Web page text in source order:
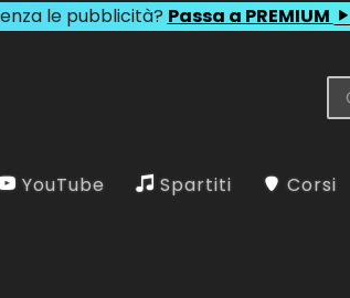
le pubblicità? Passa a PREMIUM
YouTube Spartiti Corsi